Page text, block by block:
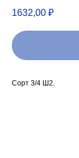
1632,00 ₽
Сорт 3/4 Ш2.